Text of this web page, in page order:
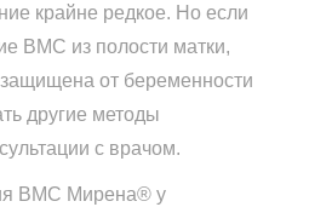
крайне редкое. Но если
ВМС из полости матки,
от беременности
другие методы
с врачом.
ВМС Мирена® у